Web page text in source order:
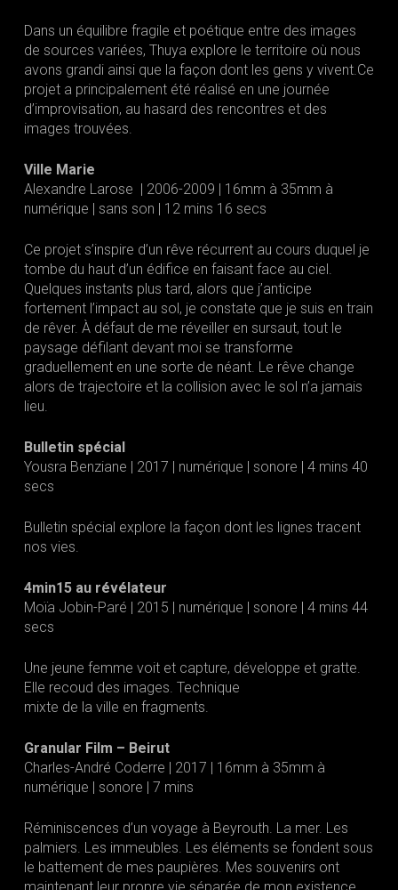
Dans un équilibre fragile et poétique entre des images
de sources variées, Thuya explore le territoire où nous
avons grandi ainsi que la façon dont les gens y vivent.Ce
projet a principalement été réalisé en une journée
d’improvisation, au hasard des rencontres et des
images trouvées.
Ville Marie
Alexandre Larose | 2006-2009 | 16mm à 35mm à
numérique | sans son | 12 mins 16 secs
Ce projet s’inspire d’un rêve récurrent au cours duquel je
tombe du haut d’un édifice en faisant face au ciel.
Quelques instants plus tard, alors que j’anticipe
fortement l’impact au sol, je constate que je suis en train
de rêver. À défaut de me réveiller en sursaut, tout le
paysage défilant devant moi se transforme
graduellement en une sorte de néant. Le rêve change
alors de trajectoire et la collision avec le sol n’a jamais
lieu.
Bulletin spécial
Yousra Benziane | 2017 | numérique | sonore | 4 mins 40
secs
Bulletin spécial explore la façon dont les lignes tracent
nos vies.
4min15 au révélateur
Moïa Jobin-Paré | 2015 | numérique | sonore | 4 mins 44
secs
Une jeune femme voit et capture, développe et gratte.
Elle recoud des images. Technique
mixte de la ville en fragments.
Granular Film – Beirut
Charles-André Coderre | 2017 | 16mm à 35mm à
numérique | sonore | 7 mins
Réminiscences d’un voyage à Beyrouth. La mer. Les
palmiers. Les immeubles. Les éléments se fondent sous
le battement de mes paupières. Mes souvenirs ont